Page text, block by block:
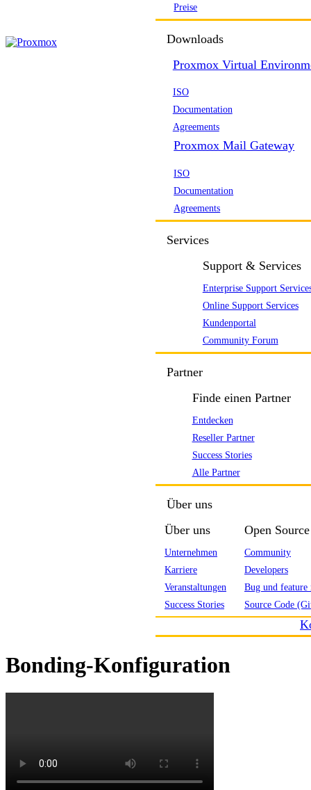
Preise
Downloads
Proxmox Virtual
ISO
Documentation
Agreements
Proxmox Mail Gateway
ISO
Documentation
Agreements
Services
Support & Services
Enterprise Support
Online Support Services
Kundenportal
Community Forum
Partner
Finde einen Partner
Entdecken
Reseller Partner
Success Stories
Alle Partner
Über uns
Über uns
Unternehmen
Karriere
Veranstaltungen
Success Stories
Open Source
Community
Developers
Bug und feature
Source Code
Bonding-Konfiguration